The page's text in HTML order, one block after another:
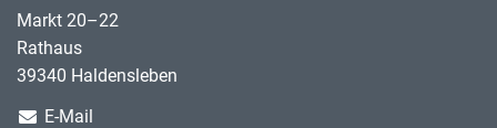
Markt 20–22
Rathaus
39340 Haldensleben
E-Mail